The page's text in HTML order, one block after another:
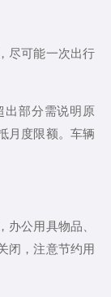
尽可能一次出行
出部分需说明原
月度限额。车辆
公用具物品、
闭，注意节约用